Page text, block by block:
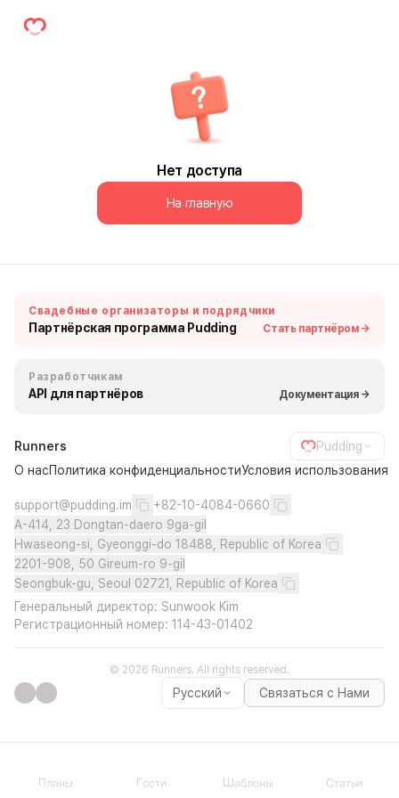
Нет доступа
На главную
Планы Гости Шаблоны Статьи
Свадебные организаторы и подрядчики
Партнёрская программа Pudding Стать партнёром →
Разработчикам
API для партнёров Документация →
Runners
Pudding
О насПолитика конфиденциальностиУсловия использования
support@pudding.im
+82-10-4084-0660
A-414, 23 Dongtan-daero 9ga-gil
Hwaseong-si, Gyeonggi-do 18488, Republic of Korea
2201-908, 50 Gireum-ro 9-gil
Seongbuk-gu, Seoul 02721, Republic of Korea
Генеральный директор: Sunwook Kim
Регистрационный номер: 114-43-01402
© 2026 Runners. All rights reserved.
Русский Связаться с Нами